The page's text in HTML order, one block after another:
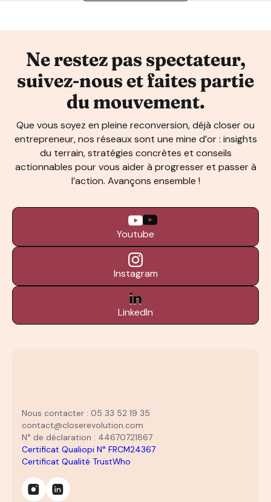
Ne restez pas spectateur,
suivez-nous et faites partie
du mouvement.
Que vous soyez en pleine reconversion, déjà closer ou
entrepreneur, nos réseaux sont une mine d’or : insights
du terrain, stratégies concrètes et conseils
actionnables pour vous aider à progresser et passer à
l’action. Avançons ensemble !
Youtube
Instagram
LinkedIn
Nous contacter : 05 33 52 19 35
contact@closerevolution.com
N° de déclaration : 44670721867
Certificat Qualiopi N° FRCM24367
Certificat Qualité TrustWho